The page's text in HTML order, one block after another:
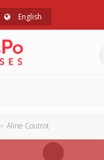
English
Aline Coutrot